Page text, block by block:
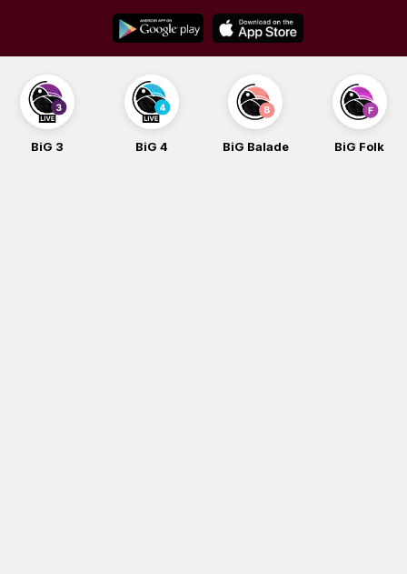
content
BiG 3 BiG 4 BiG Balade BiG Folk